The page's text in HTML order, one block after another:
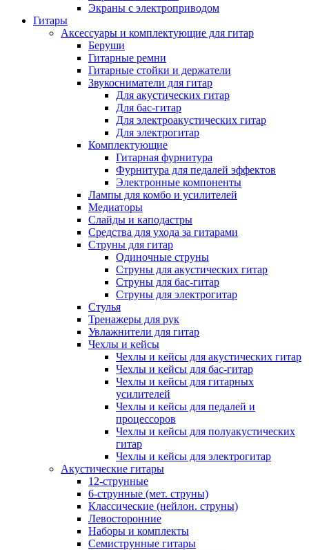
Экраны с электроприводом
Гитары
Аксессуары и комплектующие для гитар
Беруши
Гитарные ремни
Гитарные стойки и держатели
Звукосниматели для гитар
Для акустических гитар
Для бас-гитар
Для электроакустических гитар
Для электрогитар
Комплектующие
Гитарная фурнитура
Фурнитура для педалей эффектов
Электронные компоненты
Лампы для комбо и усилителей
Медиаторы
Слайды и каподастры
Средства для ухода за гитарами
Струны для гитар
Одиночные струны
Струны для акустических гитар
Струны для бас-гитар
Струны для электрогитар
Стулья
Тренажеры для рук
Увлажнители для гитар
Чехлы и кейсы
Чехлы и кейсы для акустических гитар
Чехлы и кейсы для бас-гитар
Чехлы и кейсы для гитарных
усилителей
Чехлы и кейсы для педалей и
процессоров
Чехлы и кейсы для полуакустических
гитар
Чехлы и кейсы для электрогитар
Акустические гитары
12-струнные
6-струнные (мет. струны)
Классические (нейлон. струны)
Левосторонние
Наборы и комплекты
Семиструнные гитары